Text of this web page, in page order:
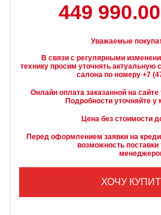
449 990.00
Уважаемые
технику просим уточнять актуальную
Онлайн оплата заказанной на сайте
Подробности уточняйте
Цена без стоимости
Перед оформлением заявки на
возможность поставки
ХОЧУ